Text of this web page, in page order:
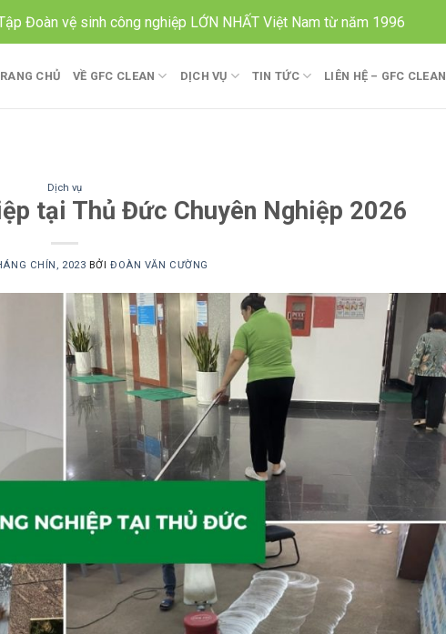
Đoàn vệ sinh công nghiệp LỚN NHẤT Việt Nam từ năm 1996
CHỦ VỀ GFC CLEAN DỊCH VỤ TIN TỨC LIÊN HỆ – GFC CLEAN
Dịch vụ
tại Thủ Đức Chuyên Nghiệp 2026
CHÍN, 2023 BỞIĐOÀN VĂN CƯỜNG